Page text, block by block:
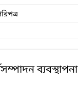
ব্যবস্থাপনা